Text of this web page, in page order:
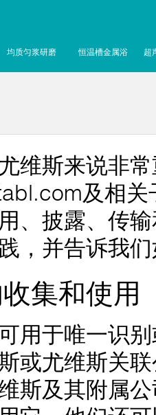
均质匀浆研磨 恒温槽金属浴 超
维斯来说非
及相
、披露、传
，并告诉我
集和使用
用于唯一识
或尤维斯关
斯及其附属